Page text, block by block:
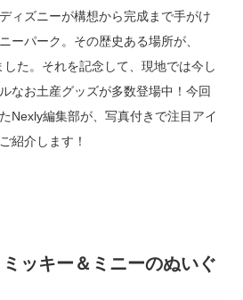
ィズニーが構想から完成まで手がけ
ーパーク。その歴史ある場所が、
た。それを記念して、現地では今し
なお土産グッズが多数登場中！今回
Nexly編集部が、写真付きで注目アイ
紹介します！
ミッキー＆ミニーのぬいぐ